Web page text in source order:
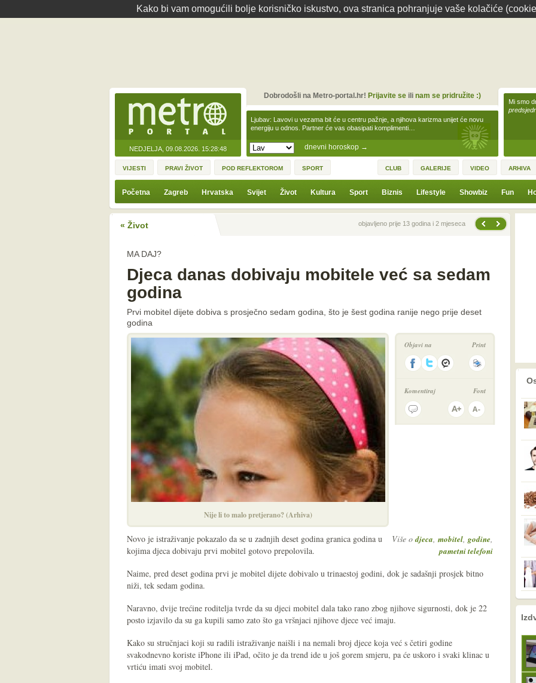
Kako bi vam omogućili bolje korisničko iskustvo, ova stranica pohranjuje vaše kolačiće
NEDJELJA, 09.08.2026. 15:28:48 dnevni horoskop →
Ljubav: Lavovi u vezama bit će u centru pažnje, a njihova karizma unijet će novu
energiju u odnos. Partner će vas obasipati komplimenti…
Dobrodošli na Metro-portal.hr! Prijavite seili nam se pridružite :)
Mi smo
VIJESTI PRAVI ŽIVOT POD REFLEKTOROM SPORT CLUB GALERIJE VIDEO ARHIVA
Početna Zagreb Hrvatska Svijet Život Kultura Sport Biznis Lifestyle Showbiz Fun
« Život Prethodna vijestobjavljeno prije 13 godina i 2 mjeseca
MA DAJ?
Djeca danas dobivaju mobitele već sa sedam
godina
Prvi mobitel dijete dobiva s prosječno sedam godina, što je šest godina ranije nego prije deset
godina
Nije li to malo pretjerano? (Arhiva)
Objavi na Print
Komentiraj Font
Više odjeca, mobitel, godine,
pametni telefoni
Novo je istraživanje pokazalo da se u zadnjih deset godina granica godina u
kojima djeca dobivaju prvi mobitel gotovo prepolovila.
Naime, pred deset godina prvi je mobitel dijete dobivalo u trinaestoj godini, dok je sadašnji prosjek bitno
niži, tek sedam godina.
Naravno, dvije trećine roditelja tvrde da su djeci mobitel dala tako rano zbog njihove sigurnosti, dok je 22
posto izjavilo da su ga kupili samo zato što ga vršnjaci njihove djece već imaju.
Kako su stručnjaci koji su radili istraživanje naišli i na nemali broj djece koja već s četiri godine
svakodnevno koriste iPhone ili iPad, očito je da trend ide u još gorem smjeru, pa će uskoro i svaki klinac u
vrtiću imati svoj mobitel.
nema prethodne
sljedeće